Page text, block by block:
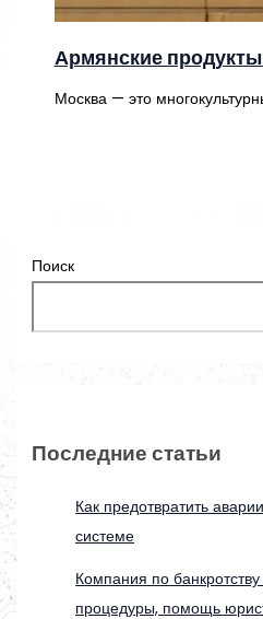
Армянские
Москва — это
Поиск
Последние статьи
Как предотвратить
системе
Компания по
процедуры, помощь